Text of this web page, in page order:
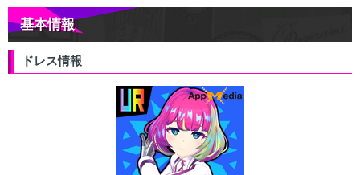
基本情報
ドレス情報